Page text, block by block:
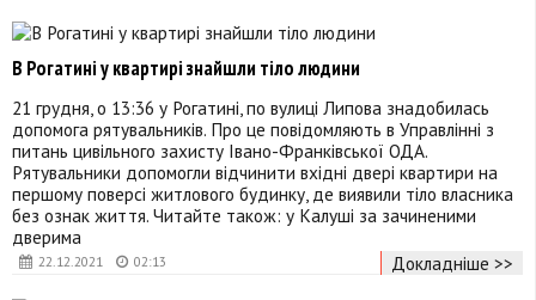
22.12.2021 02:13
В Рогатині у квартирі знайшли тіло людини
21 грудня, о 13:36 у Рогатині, по вулиці Липова знадобилась
допомога рятувальників. Про це повідомляють в Управлінні з
питань цивільного захисту Івано-Франківської ОДА.
Рятувальники допомогли відчинити вхідні двері квартири на
першому поверсі житлового будинку, де виявили тіло власника
без ознак життя. Читайте також: у Калуші за зачиненими
дверима
Докладніше >>